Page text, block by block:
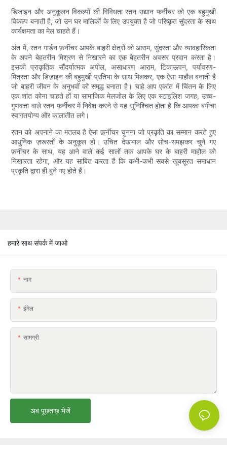
डिजाइन और अनुकूलन विकल्पों की विविधता रतन उद्यान फर्नीचर को एक बहुमुखी
विकल्प बनाती है, जो उन घर मालिकों के लिए उपयुक्त है जो परिष्कृत सुंदरता के साथ
कार्यक्षमता का मेल चाहते हैं।
अंत में, रतन गार्डन फ़र्नीचर आपके बाहरी क्षेत्रों को आराम, सुंदरता और व्यावहारिकता
के अपने बेहतरीन मिश्रण से निखारने का एक बेहतरीन अवसर प्रदान करता है।
इसकी प्राकृतिक सौंदर्यात्मक अपील, असाधारण आराम, टिकाऊपन, पर्यावरण-
मित्रता और डिज़ाइन की बहुमुखी प्रतिभा के साथ मिलकर, एक ऐसा माहौल बनाती है
जो बाहरी जीवन के अनुभवों को समृद्ध बनाता है। चाहे आप एकांत में चिंतन के लिए
एक शांत कोना चाहते हों या सामाजिक मेलजोल के लिए एक स्टाइलिश जगह, उच्च-
गुणवत्ता वाले रतन फ़र्नीचर में निवेश करने से यह सुनिश्चित होता है कि आपका बगीचा
स्वागतयोग्य और कालातीत लगे।
रतन को अपनाने का मतलब है ऐसा फ़र्नीचर चुनना जो प्रकृति का सम्मान करते हुए
आधुनिक ज़रूरतों के अनुकूल हो। उचित देखभाल और सोच-समझकर चुने गए
फ़र्नीचर के साथ, यह आने वाले कई सालों तक आपके घर के बाहरी माहौल को
निखारता रहेगा, और यह साबित करता है कि कभी-कभी सबसे खूबसूरत समाधान
प्रकृति द्वारा ही बुने गए होते हैं।
हमारे साथ संपर्क में जाओ
नाम
ईमेल
सामग्री
अब पूछताछ भेजें